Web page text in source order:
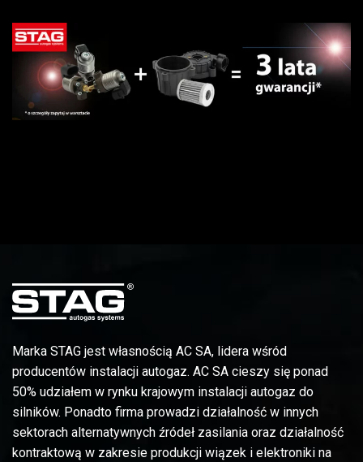
Marka STAG jest własnością AC SA, lidera wśród
producentów instalacji autogaz. AC SA cieszy się ponad
50% udziałem w rynku krajowym instalacji autogaz do
silników. Ponadto firma prowadzi działalność w innych
sektorach alternatywnych źródeł zasilania oraz działalność
kontraktową w zakresie produkcji wiązek i elektroniki na